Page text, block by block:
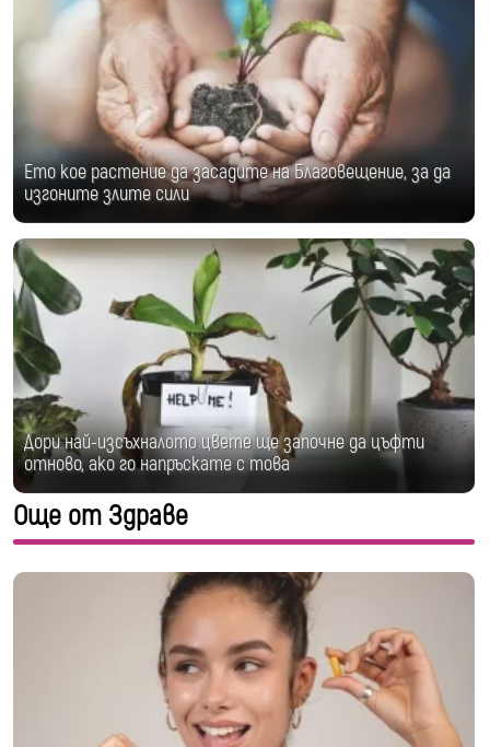
Ето кое растение да засадите на Благовещение, за да
изгоните злите сили
Дори най-изсъхналото цвете ще започне да цъфти
отново, ако го напръскате с това
Още от Здраве